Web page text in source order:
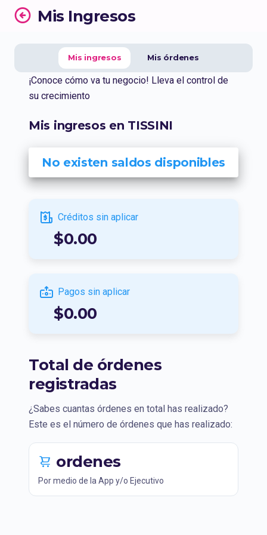
Mis Ingresos
Mis ingresos Mis órdenes
¡Conoce cómo va tu negocio! Lleva el control de
su crecimiento
Mis ingresos en TISSINI
No existen saldos disponibles
Créditos sin aplicar
$0.00
Pagos sin aplicar
$0.00
Total de órdenes
registradas
¿Sabes cuantas órdenes en total has realizado?
Este es el número de órdenes que has realizado:
ordenes
Por medio de la App y/o Ejecutivo